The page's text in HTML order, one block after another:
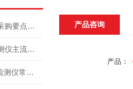
2026工业气体检测仪采购要点：如何分辨固定式、复合、泵吸式检测仪优劣
2026年硫化氢气体检测仪主流品牌盘点及选型硬性要求
及时解决在线式气体检测仪常见问题有助于保障人员安全
产品咨询
产品：